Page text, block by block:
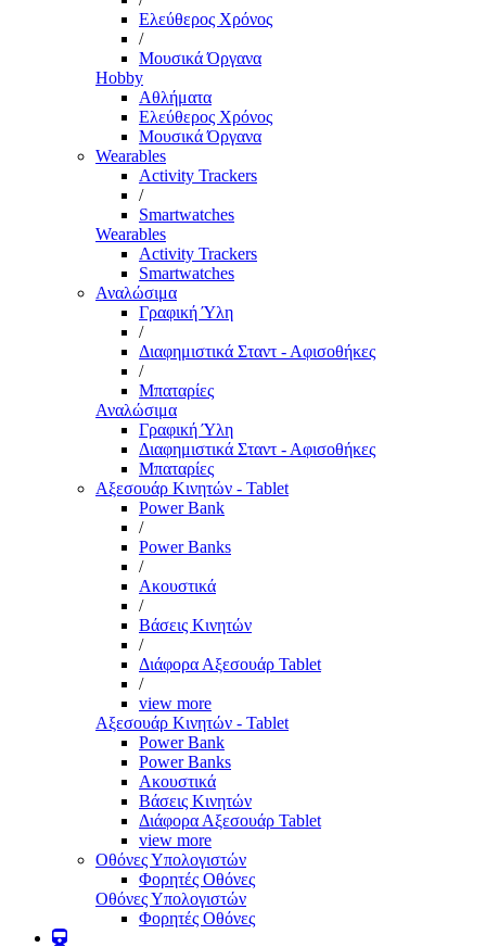
Ελεύθερος Χρόνος
/
Μουσικά Όργανα
Hobby
Αθλήματα
Ελεύθερος Χρόνος
Μουσικά Όργανα
Wearables
Activity Trackers
/
Smartwatches
Wearables
Activity Trackers
Smartwatches
Αναλώσιμα
Γραφική Ύλη
/
Διαφημιστικά Σταντ - Αφισοθήκες
/
Μπαταρίες
Αναλώσιμα
Γραφική Ύλη
Διαφημιστικά Σταντ - Αφισοθήκες
Μπαταρίες
Αξεσουάρ Κινητών - Tablet
Power Bank
/
Power Banks
/
Ακουστικά
/
Βάσεις Κινητών
/
Διάφορα Αξεσουάρ Tablet
/
view more
Αξεσουάρ Κινητών - Tablet
Power Bank
Power Banks
Ακουστικά
Βάσεις Κινητών
Διάφορα Αξεσουάρ Tablet
view more
Οθόνες Υπολογιστών
Φορητές Οθόνες
Οθόνες Υπολογιστών
Φορητές Οθόνες